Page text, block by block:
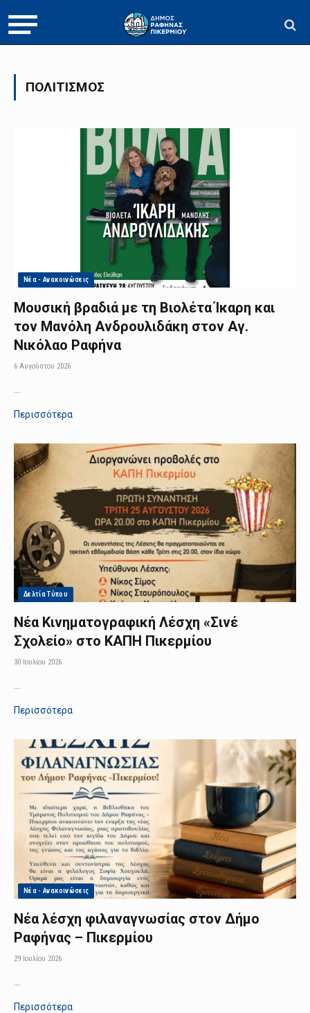
ΠΟΛΙΤΙΣΜΌΣ
Νέα - Ανακοινώσεις
Μουσική βραδιά με τη Βιολέτα Ίκαρη και
τον Μανόλη Ανδρουλιδάκη στον Αγ.
Νικόλαο Ραφήνα
6 Αυγούστου 2026
Περισσότερα
Δελτία Τύπου
Νέα Κινηματογραφική Λέσχη «Σινέ
Σχολείο» στο ΚΑΠΗ Πικερμίου
30 Ιουλίου 2026
Περισσότερα
Νέα - Ανακοινώσεις
Νέα λέσχη φιλαναγνωσίας στον Δήμο
Ραφήνας – Πικερμίου
29 Ιουλίου 2026
Περισσότερα